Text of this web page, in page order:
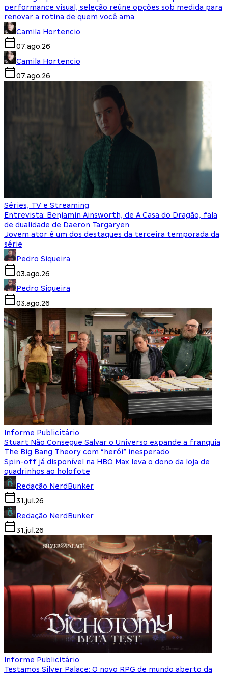
performance visual, seleção reúne opções sob medida para
renovar a rotina de quem você ama
Camila Hortencio
07.ago.26
Camila Hortencio
07.ago.26
Séries, TV e Streaming
Entrevista: Benjamin Ainsworth, de A Casa do Dragão, fala
de dualidade de Daeron Targaryen
Jovem ator é um dos destaques da terceira temporada da
série
Pedro Siqueira
03.ago.26
Pedro Siqueira
03.ago.26
Informe Publicitário
Stuart Não Consegue Salvar o Universo expande a franquia
The Big Bang Theory com “herói” inesperado
Spin-off já disponível na HBO Max leva o dono da loja de
quadrinhos ao holofote
Redação NerdBunker
31.jul.26
Redação NerdBunker
31.jul.26
Informe Publicitário
Testamos Silver Palace: O novo RPG de mundo aberto da